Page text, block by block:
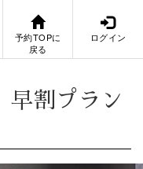
予約TOPに
戻る
ログイン
早割プラン